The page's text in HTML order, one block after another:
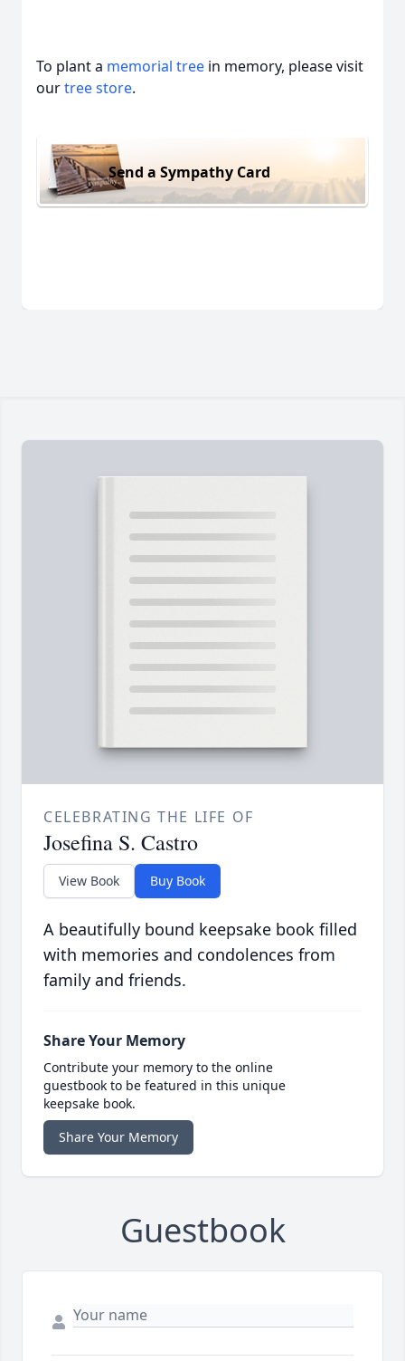
To plant a memorial tree in memory, please visit
ourtree store.
Send a Sympathy Card
CELEBRATING THE LIFE OF
Josefina S. Castro
View Book Buy Book
A beautifully bound keepsake book filled
with memories and condolences from
family and friends.
Share Your Memory
Contribute your memory to the online
guestbook to be featured in this unique
keepsake book.
Share Your Memory
Guestbook